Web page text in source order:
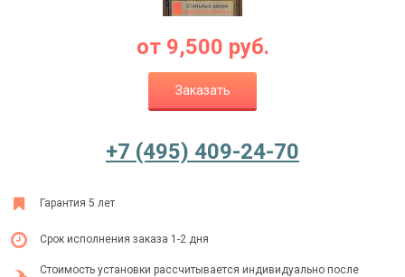
+7 (495) 409-24-70
от 9,500 руб.
Заказать
+7 (495) 409-24-70
Гарантия 5 лет
Срок исполнения заказа 1-2 дня
Стоимость установки рассчитывается индивидуально после